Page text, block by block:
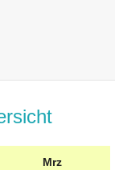
Mrz